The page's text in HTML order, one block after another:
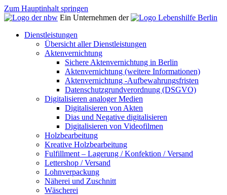
Zum Hauptinhalt springen
Ein Unternehmen der
Dienstleistungen
Übersicht aller Dienstleistungen
Aktenvernichtung
Sichere Aktenvernichtung in Berlin
Aktenvernichtung (weitere Informationen)
Aktenvernichtung -Aufbewahrungsfristen
Datenschutzgrundverordnung (DSGVO)
Digitalisieren analoger Medien
Digitalisieren von Akten
Dias und Negative digitalisieren
Digitalisieren von Videofilmen
Holzbearbeitung
Kreative Holzbearbeitung
Fulfillment – Lagerung / Konfektion / Versand
Lettershop / Versand
Lohnverpackung
Näherei und Zuschnitt
Wäscherei